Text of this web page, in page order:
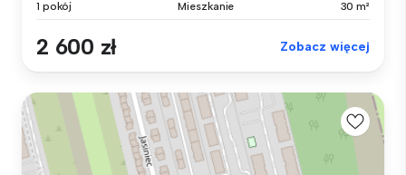
1 pokój Mieszkanie 30 m²
2 600 zł Zobacz więcej